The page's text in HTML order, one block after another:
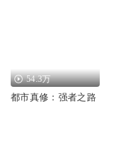
54.3万
都市真修：强者之路